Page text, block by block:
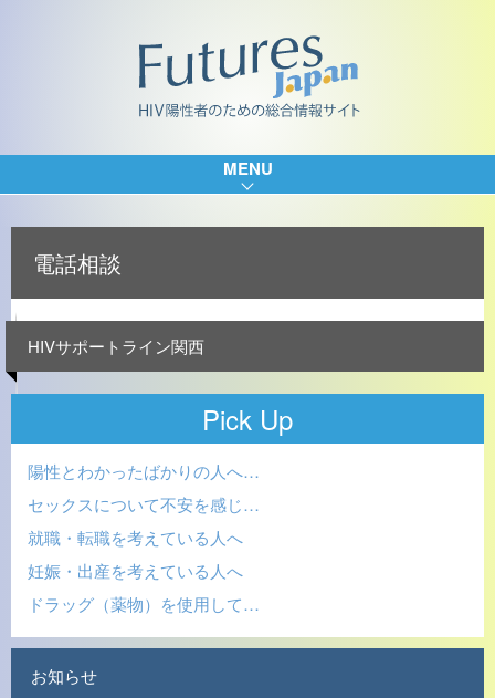
MENU
電話相談
HIVサポートライン関西
Pick Up
陽性とわかったばかりの人へ…
セックスについて不安を感じ…
就職・転職を考えている人へ
妊娠・出産を考えている人へ
ドラッグ（薬物）を使用して…
お知らせ